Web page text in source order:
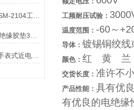
手表式近电报警器1DW77手表式近电报警器1DW87
工频耐压试验：
温度范围： -60～
导体： 镀锡铜绞线
颜色： 红 黄
交货长度： 准许不
产品性能： 具有优
有优良的电绝缘